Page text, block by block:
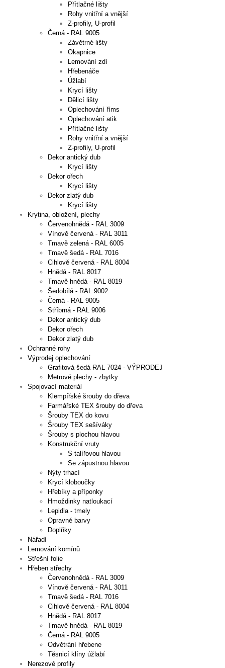
Přítlačné lišty
Rohy vnitřní a vnější
Z-profily, U-profil
Černá - RAL 9005
Závětrné lišty
Okapnice
Lemování zdí
Hřebenáče
Úžlabí
Krycí lišty
Dělicí lišty
Oplechování říms
Oplechování atik
Přítlačné lišty
Rohy vnitřní a vnější
Z-profily, U-profil
Dekor antický dub
Krycí lišty
Dekor ořech
Krycí lišty
Dekor zlatý dub
Krycí lišty
Krytina, obložení, plechy
Červenohnědá - RAL 3009
Vínově červená - RAL 3011
Tmavě zelená - RAL 6005
Tmavě šedá - RAL 7016
Cihlově červená - RAL 8004
Hnědá - RAL 8017
Tmavě hnědá - RAL 8019
Šedobílá - RAL 9002
Černá - RAL 9005
Stříbrná - RAL 9006
Dekor antický dub
Dekor ořech
Dekor zlatý dub
Ochranné rohy
Výprodej oplechování
Grafitová šedá RAL 7024 - VÝPRODEJ
Metrové plechy - zbytky
Spojovací materiál
Klempířské šrouby do dřeva
Farmářské TEX šrouby do dřeva
Šrouby TEX do kovu
Šrouby TEX sešíváky
Šrouby s plochou hlavou
Konstrukční vruty
S talířovou hlavou
Se zápustnou hlavou
Nýty trhací
Krycí kloboučky
Hřebíky a příponky
Hmoždinky natloukací
Lepidla - tmely
Opravné barvy
Doplňky
Nářadí
Lemování komínů
Střešní folie
Hřeben střechy
Červenohnědá - RAL 3009
Vínově červená - RAL 3011
Tmavě šedá - RAL 7016
Cihlově červená - RAL 8004
Hnědá - RAL 8017
Tmavě hnědá - RAL 8019
Černá - RAL 9005
Odvětrání hřebene
Těsnicí klíny úžlabí
Nerezové profily